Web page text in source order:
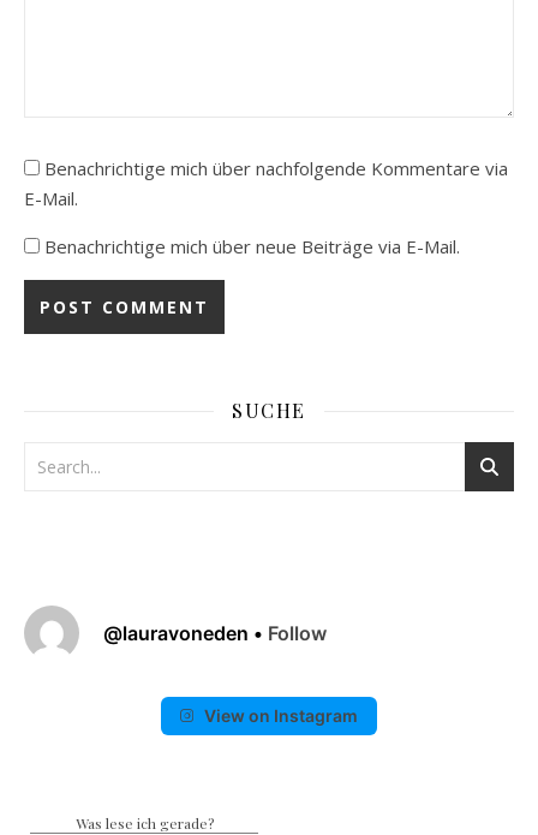
Benachrichtige mich über nachfolgende Kommentare via
E-Mail.
Benachrichtige mich über neue Beiträge via E-Mail.
SUCHE
@lauravoneden • Follow
View on Instagram
Was lese ich gerade?